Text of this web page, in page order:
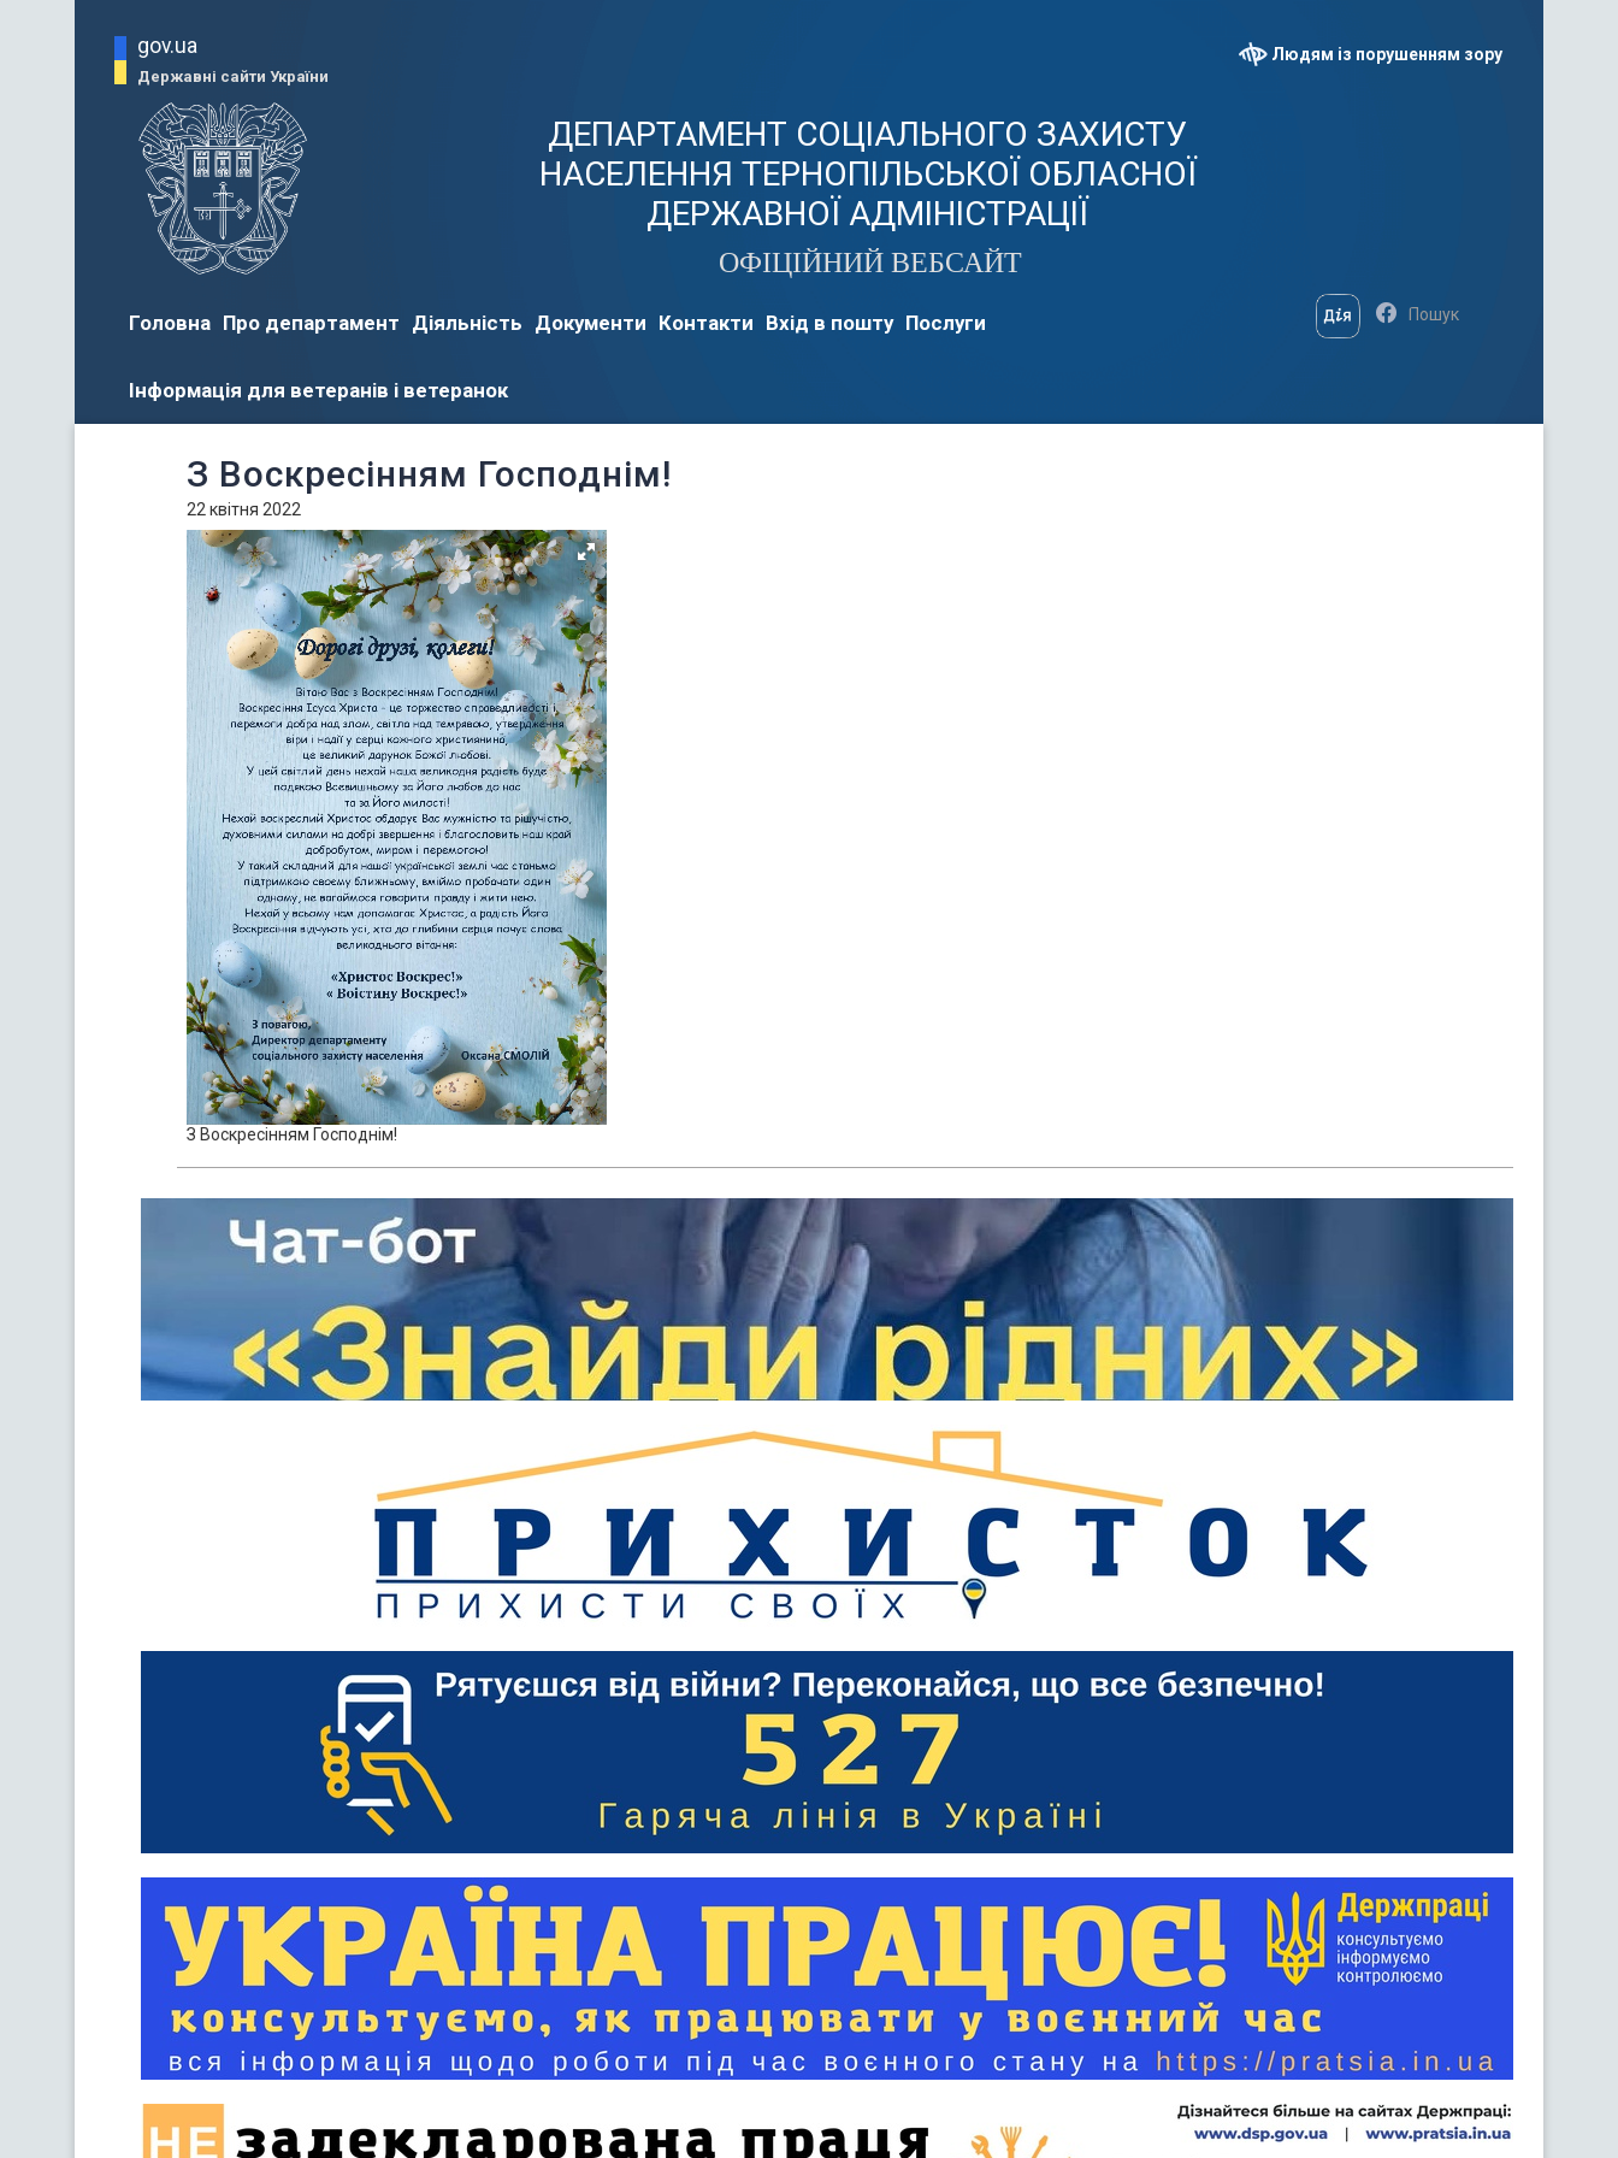
gov.ua
Державні сайти України
ДЕПАРТАМЕНТ СОЦІАЛЬНОГО ЗАХИСТУ
НАСЕЛЕННЯ ТЕРНОПІЛЬСЬКОЇ ОБЛАСНОЇ
ДЕРЖАВНОЇ АДМІНІСТРАЦІЇ
ОФІЦІЙНИЙ ВЕБСАЙТ
Людям із порушенням зору
Головна Про департамент Діяльність Документи Контакти Вхід в пошту Послуги
Інформація для ветеранів і ветеранок
З Воскресінням Господнім!
22 квітня 2022
З Воскресінням Господнім!